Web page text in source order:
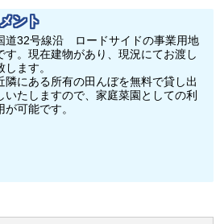
ント
道32号線沿 ロードサイドの事業用地
す。現在建物があり、現況にてお渡し
します。
隣にある所有の田んぼを無料で貸し出
いたしますので、家庭菜園としての利
が可能です。